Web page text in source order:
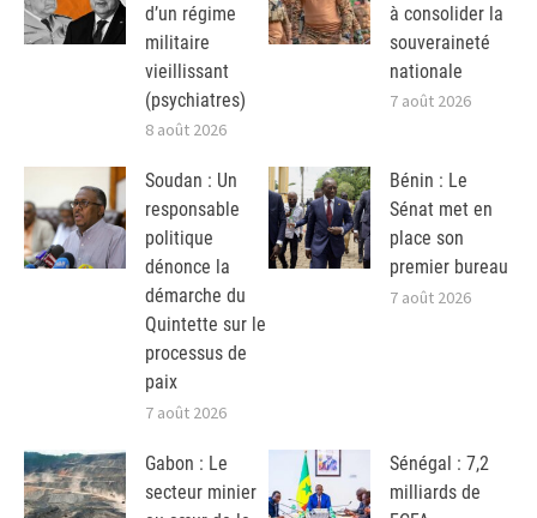
d’un régime
militaire
vieillissant
(psychiatres)
8 août 2026
à consolider la
souveraineté
nationale
7 août 2026
Soudan : Un
responsable
politique
dénonce la
démarche du
Quintette sur le
processus de
paix
7 août 2026
Bénin : Le
Sénat met en
place son
premier bureau
7 août 2026
Gabon : Le
secteur minier
Sénégal : 7,2
milliards de